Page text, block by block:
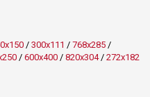
/ 300x111 / 768x285 /
/ 600x400 / 820x304/ 272x182